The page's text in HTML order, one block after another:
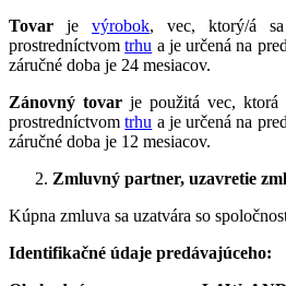
Tovar je výrobok, vec, ktorý/á
prostredníctvomtrhu a je určená na
záručné doba je 24 mesiacov.
Zánovný tovar je použitá vec, ktorá
prostredníctvomtrhu a je určená na
záručné doba je 12 mesiacov.
Zmluvný partner, uzavretie
Kúpna zmluva sa uzatvára so
Identifikačné údaje predávajúceho: